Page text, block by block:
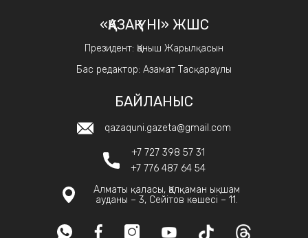
«ҚАЗАҚ ҮНІ» ЖШС
Президент: Қаныш Жарылқасын
Бас редактор: Азамат Тасқараұлы
БАЙЛАНЫС
qazaquni.gazeta@gmail.com
+7 727 398 57 31
+7 776 487 64 54
Алматы қаласы, Қалқаман ықшам
ауданы – 3, Сейітов көшесі – 11.